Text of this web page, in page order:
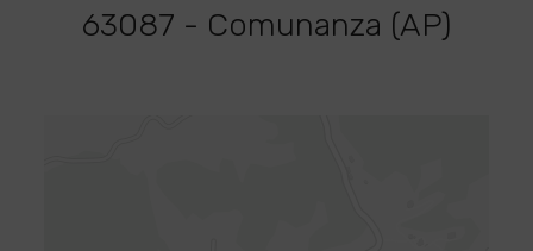
63087 - Comunanza (AP)